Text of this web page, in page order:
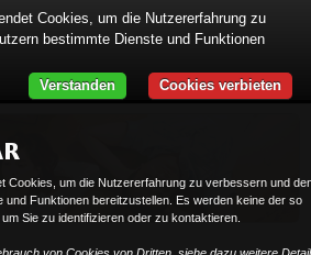
Cookies, um die Nutzererfahrung zu verbessern und
und Funktionen bereitzustellen. Es werden keine der so
Sie zu identifizieren oder zu kontaktieren.
Cookies, um die Nutzererfahrung zu
bestimmte Dienste und Funktionen
Cookies verbieten
Verstanden